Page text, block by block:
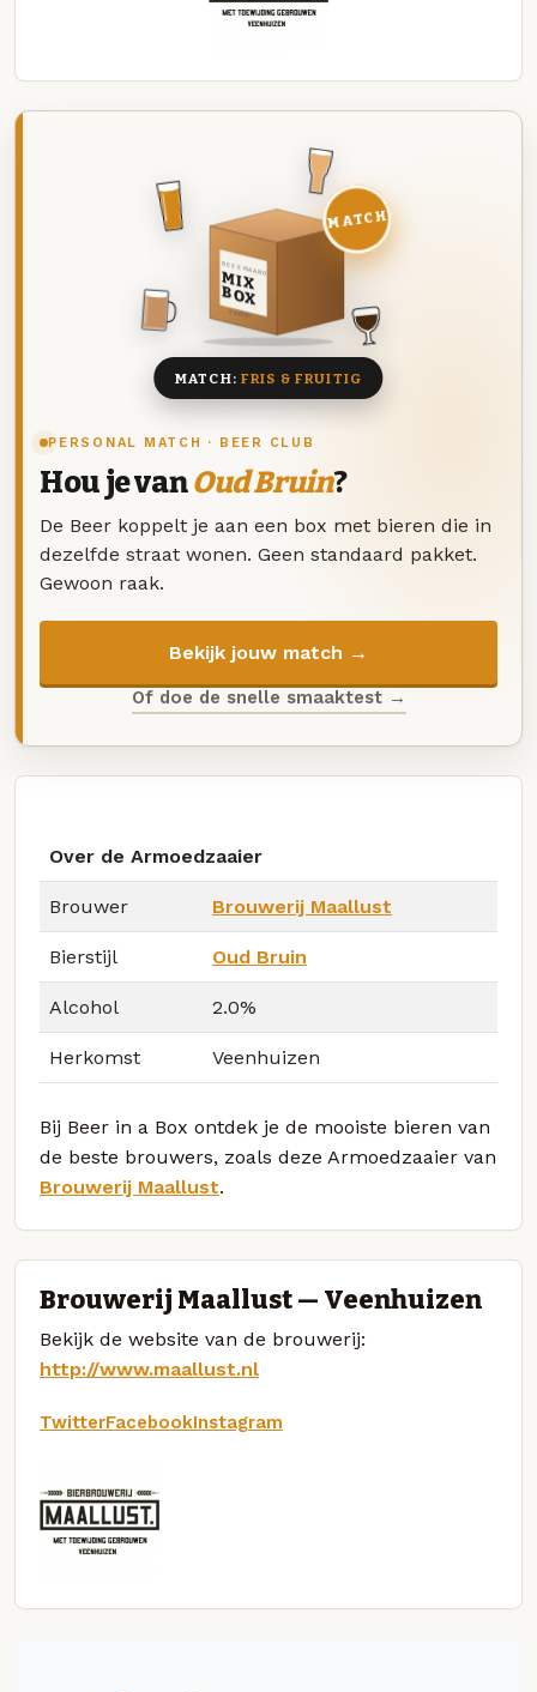
PERSONAL MATCH · BEER CLUB
Hou je vanOud Bruin?
De Beer koppelt je aan een box met bieren die in
dezelfde straat wonen. Geen standaard pakket.
Gewoon raak.
Bekijk jouw match →
Of doe de snelle smaaktest →
DEZE MAAND
MIX
BOX
8 BIEREN
MATCH
MATCH: FRIS & FRUITIG
Over de Armoedzaaier
Brouwer Brouwerij Maallust
Bierstijl Oud Bruin
Alcohol 2.0%
Herkomst Veenhuizen
Bij Beer in a Box ontdek je de mooiste bieren van
de beste brouwers, zoals deze Armoedzaaier van
Brouwerij Maallust.
Brouwerij Maallust — Veenhuizen
Bekijk de website van de brouwerij:
http://www.maallust.nl
TwitterFacebookInstagram